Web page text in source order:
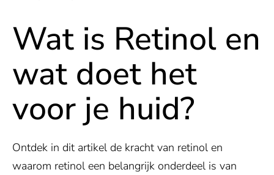
Wat is Retinol en
wat doet het
voor je huid?
Ontdek in dit artikel de kracht van retinol en
waarom retinol een belangrijk onderdeel is van